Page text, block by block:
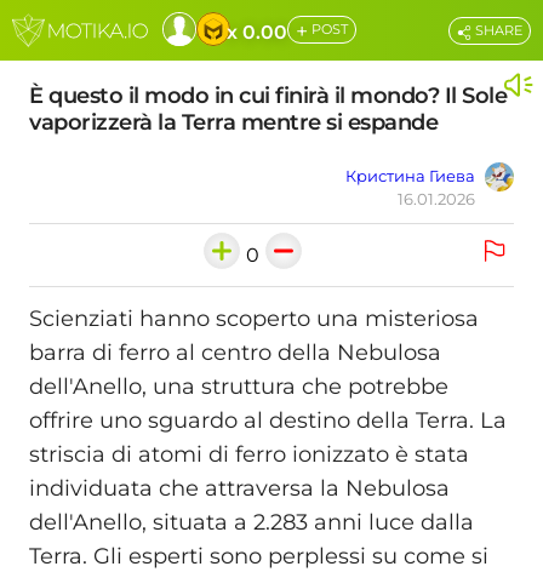
x 0.00 + POST
È questo il modo in cui finirà il mondo? Il Sole
vaporizzerà la Terra mentre si espande
Кристина Гиева
16.01.2026
SHARE
0
Scienziati hanno scoperto una misteriosa
barra di ferro al centro della Nebulosa
dell'Anello, una struttura che potrebbe
offrire uno sguardo al destino della Terra. La
striscia di atomi di ferro ionizzato è stata
individuata che attraversa la Nebulosa
dell'Anello, situata a 2.283 anni luce dalla
Terra. Gli esperti sono perplessi su come si